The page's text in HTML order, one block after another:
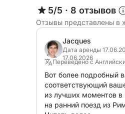
5/5 · 8 отзывов
Отзывы представлены в
Jacques
Дата аренды
17.06.2026
Переведено с
Вот более подробный
соответствующий
из лучших моментов
на ранний поезд из